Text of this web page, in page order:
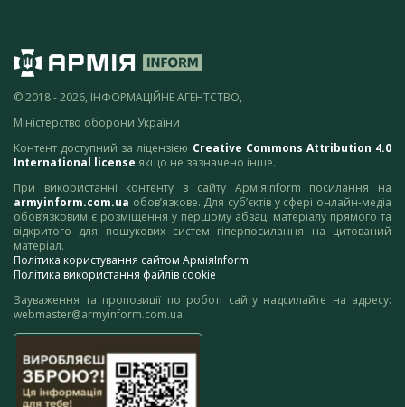
© 2018 - 2026, ІНФОРМАЦІЙНЕ АГЕНТСТВО,
Міністерство оборони України
Контент доступний за ліцензією Creative Commons Attribution 4.0
International license якщо не зазначено інше.
При використанні контенту з сайту АрміяInform посилання на
armyinform.com.ua обов’язкове. Для суб’єктів у сфері онлайн-медіа
обов’язковим є розміщення у першому абзаці матеріалу прямого та
відкритого для пошукових систем гіперпосилання на цитований
матеріал.
Політика користування сайтом АрміяInform
Політика використання файлів cookie
Зауваження та пропозиції по роботі сайту надсилайте на адресу:
webmaster@armyinform.com.ua